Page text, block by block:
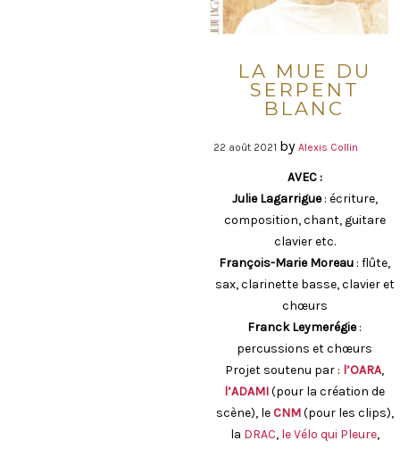
LA MUE DU
SERPENT
BLANC
22 août 2021 by Alexis Collin
AVEC :
Julie Lagarrigue: écriture,
composition, chant, guitare
clavier etc.
François-Marie Moreau : flûte,
sax, clarinette basse, clavier et
chœurs
Franck Leymerégie:
percussions et chœurs
Projet soutenu par : l’OARA,
l’ADAMI(pour la création de
scène), leCNM(pour les clips),
la DRAC, le Vélo qui Pleure,